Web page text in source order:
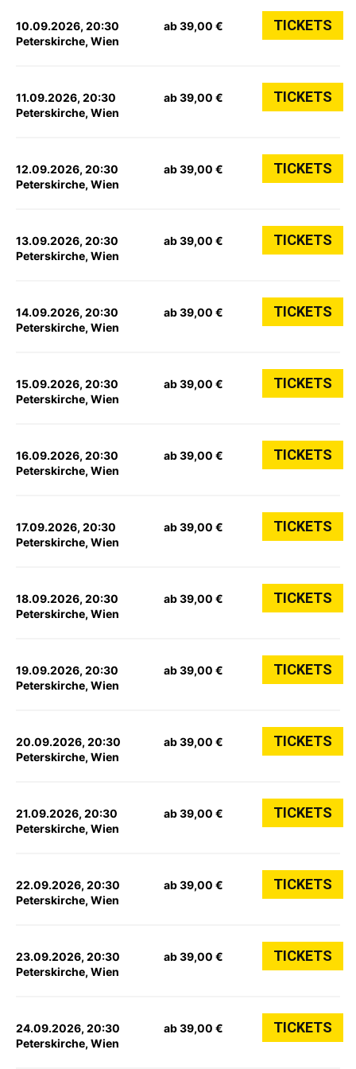
10.09.2026, 20:30
Peterskirche, Wien
ab 39,00 € TICKETS
11.09.2026, 20:30
Peterskirche, Wien
ab 39,00 € TICKETS
12.09.2026, 20:30
Peterskirche, Wien
ab 39,00 € TICKETS
13.09.2026, 20:30
Peterskirche, Wien
ab 39,00 € TICKETS
14.09.2026, 20:30
Peterskirche, Wien
ab 39,00 € TICKETS
15.09.2026, 20:30
Peterskirche, Wien
ab 39,00 € TICKETS
16.09.2026, 20:30
Peterskirche, Wien
ab 39,00 € TICKETS
17.09.2026, 20:30
Peterskirche, Wien
ab 39,00 € TICKETS
18.09.2026, 20:30
Peterskirche, Wien
ab 39,00 € TICKETS
19.09.2026, 20:30
Peterskirche, Wien
ab 39,00 € TICKETS
20.09.2026, 20:30
Peterskirche, Wien
ab 39,00 € TICKETS
21.09.2026, 20:30
Peterskirche, Wien
ab 39,00 € TICKETS
22.09.2026, 20:30
Peterskirche, Wien
ab 39,00 € TICKETS
23.09.2026, 20:30
Peterskirche, Wien
ab 39,00 € TICKETS
24.09.2026, 20:30
Peterskirche, Wien
ab 39,00 € TICKETS